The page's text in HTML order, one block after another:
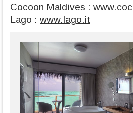
Cocoon Maldives :
Lago : www.lago.it